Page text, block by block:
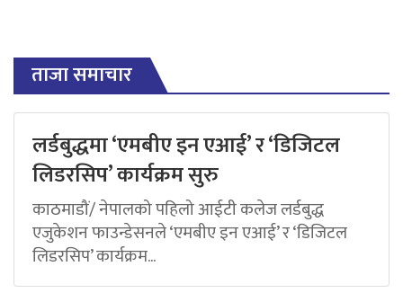
ताजा समाचार
लर्डबुद्धमा ‘एमबीए इन एआई’ र ‘डिजिटल
लिडरसिप’ कार्यक्रम सुरु
काठमाडौं/ नेपालको पहिलो आईटी कलेज लर्डबुद्ध
एजुकेशन फाउन्डेसनले ‘एमबीए इन एआई’ र ‘डिजिटल
लिडरसिप’ कार्यक्रम...